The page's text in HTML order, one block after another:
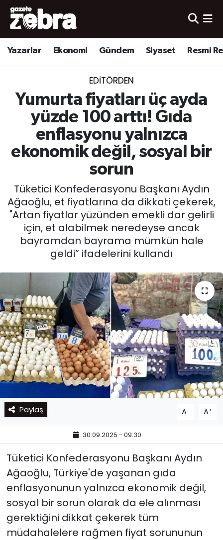
Yazarlar Ekonomi Gündem Siyaset Resmi
EDITÖRDEN
Yumurta fiyatları üç ayda
yüzde 100 arttı! Gıda
enflasyonu yalnızca
ekonomik değil, sosyal bir
sorun
Tüketici Konfederasyonu Başkanı Aydın
Ağaoğlu, et fiyatlarına da dikkati çekerek,
"Artan fiyatlar yüzünden emekli dar gelirli
için, et alabilmek neredeyse ancak
bayramdan bayrama mümkün hale
geldi” ifadelerini kullandı
Paylaş A- A+
30.09.2025 - 09:30
Tüketici Konfederasyonu Başkanı Aydın
Ağaoğlu, Türkiye'de yaşanan gıda
enflasyonunun yalnızca ekonomik değil,
sosyal bir sorun olarak da ele alınması
gerektiğini dikkat çekerek tüm
müdahalelere rağmen fiyat sorununun
Yazarlar
Ekonomi
Yerel
Spor
Nöbetçi Eczaneler
Hava Durumu
Süper Lig Puan Durumu ve Fikstür
Tüm Manşetler
Son Dakika Haberleri
Haber Arşivi